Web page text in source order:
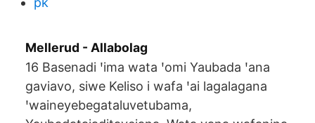
Mellerud - Allabolag
16 Basenadi ꞌima wata ꞌomi Yaubada ꞌana
gaviavo, siwe Keliso i wafa ꞌai lagalagana
ꞌwaineyebegataluvetubama,